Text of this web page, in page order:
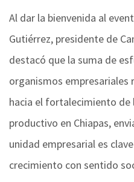
Al dar la bienvenida al
Gutiérrez, presidente de
destacó que la suma de
organismos empresariales
hacia el fortalecimiento
productivo en Chiapas,
unidad empresarial es
crecimiento con sentido